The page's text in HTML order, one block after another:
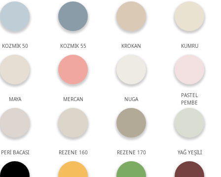
KOZMİK 50 KOZMİK 55 KROKAN KUMRU
MAYA MERCAN NUGA
PASTEL
PEMBE
PERİ BACASI REZENE 160 REZENE 170 YAĞ YEŞİLİ